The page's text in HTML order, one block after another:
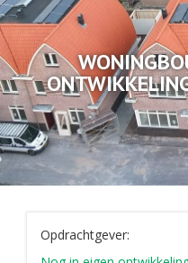
Opdrachtgever: